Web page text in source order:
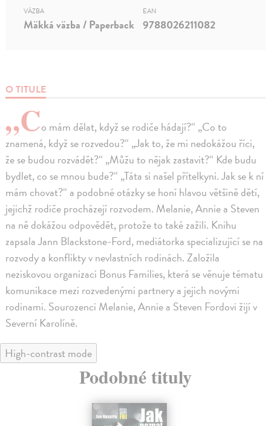
O TITULE
„Co mám dělat, když se rodiče hádají?“ „Co to
znamená, když se rozvedou?“ „Jak to, že mi nedokážou říci,
že se budou rozvádět?“ „Můžu to nějak zastavit?“ Kde budu
bydlet, co se mnou bude?“ „Táta si našel přítelkyni. Jak se k ní
mám chovat?“ a podobné otázky se honí hlavou většině dětí,
jejichž rodiče procházejí rozvodem. Melanie, Annie a Steven
na ně dokážou odpovědět, protože to také zažili. Knihu
zapsala Jann Blackstone-Ford, mediátorka specializující se na
rozvody a konflikty v nevlastních rodinách. Založila
neziskovou organizaci Bonus Families, která se věnuje tématu
komunikace mezi rozvedenými partnery a jejich novými
rodinami. Sourozenci Melanie, Annie a Steven Fordovi žijí v
Severní Karolíně.
VÄZBA
Mäkká väzba / Paperback
EAN
9788026211082
High-contrast mode
Podobné tituly